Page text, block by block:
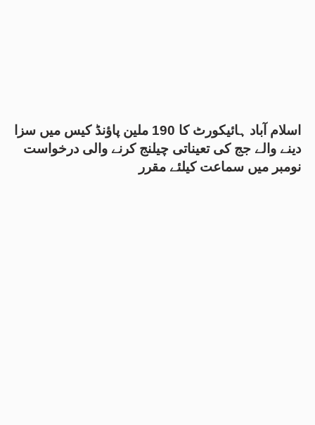
اسلام آباد ہائیکورٹ کا 190 ملین پاؤنڈ کیس میں سزا
دینے والے جج کی تعیناتی چیلنج کرنے والی درخواست
نومبر میں سماعت کیلئے مقرر